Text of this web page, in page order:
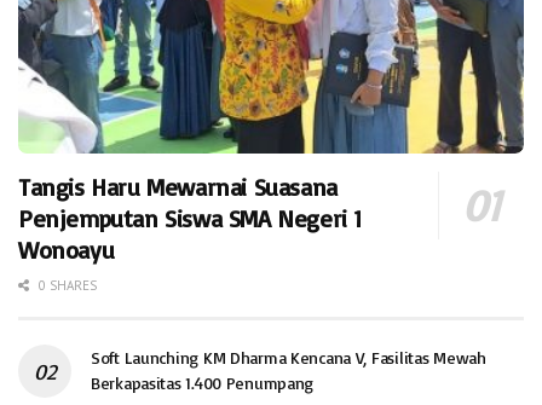
Tangis Haru Mewarnai Suasana
Penjemputan Siswa SMA Negeri 1
Wonoayu
0 SHARES
Soft Launching KM Dharma Kencana V, Fasilitas Mewah
Berkapasitas 1.400 Penumpang